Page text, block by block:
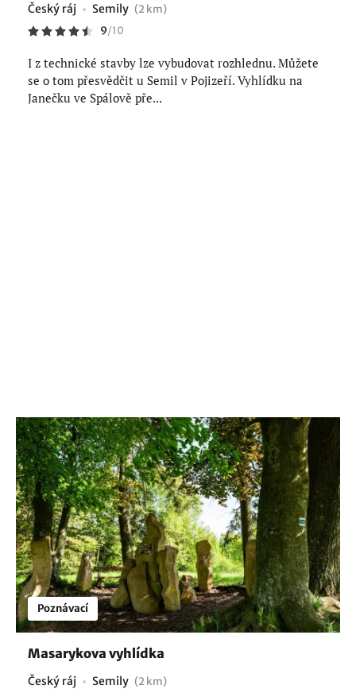
Český ráj Semily (2 km)
9/10
I z technické stavby lze vybudovat rozhlednu. Můžete
se o tom přesvědčit u Semil v Pojizeří. Vyhlídku na
Janečku ve Spálově pře...
Poznávací
Masarykova vyhlídka
Český ráj Semily (2 km)